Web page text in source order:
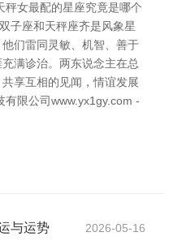
秤女最配的星座究竟是哪个
子座和天秤座齐是风象星
们雷同灵敏、机智、善于
满诊治。两东说念主在总
享互相的见闻，情谊发展
有限公司www.yx1gy.com -
与运势 2026-05-16